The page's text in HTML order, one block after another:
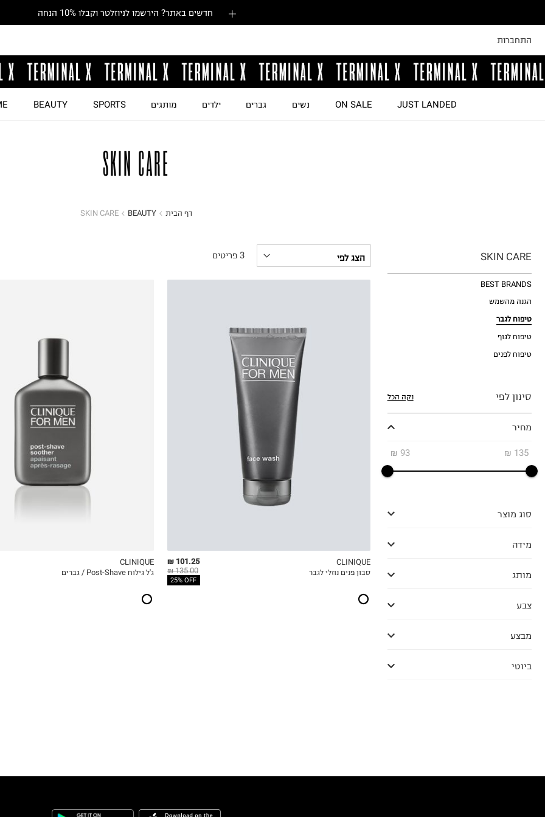
אני רוצה לקבל מטרמינל איקס מידע ופרסום על הטבות,
עדכונים וקולקציות חדשות באמצעי התקשרות
והטכנולוגיה השונים כגון: דוא"ל/ סמס/ וואטסאפ ועוד.
ידוע לי כי באפשרותי לבטל את ההסכמה בכל עת באיזור
האישי או בפנייה לsupport@terminalx.com. למידע
חדשים באתר? הירשמו לניוזלטר וקבלו 10% הנחה
התחברות
JUST LANDED
ON SALE נשים גברים ילדים מותגים SPORTS
BEAUTY
SKIN CARE
דף הבית BEAUTY
SKIN CARE
SKIN CARE
BEST BRANDS
הגנה מהשמש
טיפוח לגבר
טיפוח לגוף
טיפוח לפנים
סינון לפי נקה הכל
מחיר
93
₪ 135
₪
סוג מוצר
מידה
מותג
צבע
מבצע
ביוטי
3 פריטים
MY LIST
101.25 ₪
135.00 ₪
25% OFF
CLINIQUE
סבון פנים נוזלי לגבר
MY LIST
CLINIQUE
ג'ל גילוח Post-Shave / גברים